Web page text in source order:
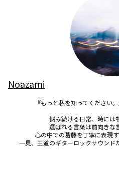
Noazami
『もっと私を知ってください
悩み続ける日常、時には
選ばれる言葉は前向きな
心の中での葛藤を丁寧に表現
一見、王道のギターロックサウンド